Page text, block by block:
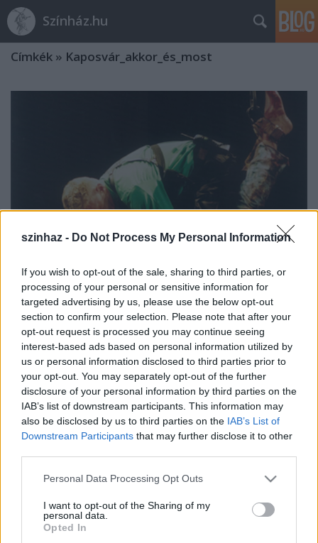
szinhaz - Do Not Process My Personal Information
If you wish to opt-out of the sale, sharing to third parties, or
processing of your personal or sensitive information for
targeted advertising by us, please use the below opt-out
section to confirm your selection. Please note that after your
opt-out request is processed you may continue seeing
interest-based ads based on personal information utilized by
us or personal information disclosed to third parties prior to
your opt-out. You may separately opt-out of the further
disclosure of your personal information by third parties on the
IAB’s list of downstream participants. This information may
also be disclosed by us to third parties on the IAB’s List of
Downstream Participants that may further disclose it to other
Please note that this website/app uses one or more Google
not limited to your visit or usage behaviour. You may click to
grant or deny consent to Google and its third-party tags to
use your data for below specified purposes in below Google
Personal Data Processing Opt Outs
I want to opt-out of the Sharing of my
personal data.
Opted In
Színház.hu
Címkék » Kaposvár_akkor_és_most
Később érkezett csopik- Beszélgetés
Tóth Gézával
"A kaposvári színház nemcsak politikailag volt
ellenzéki, hanem szakmailag is, mert ahogy MGP
írta, mi, csopik voltunk az ellenzék ellenzéke – akik az
amatőr színjátszásból jöttünk, kritikusok voltunk a
kőszínházi működéssel. Nekimentünk az itteni